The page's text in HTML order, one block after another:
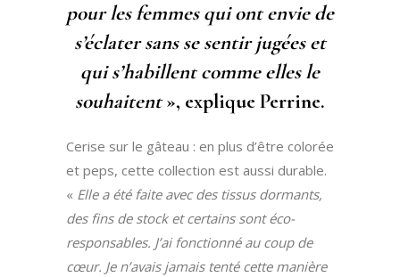
pour les femmes qui ont envie de
s’éclater sans se sentir jugées et
qui s’habillent comme elles le
souhaitent», explique Perrine.
Cerise sur le gâteau : en plus d’être colorée
et peps, cette collection est aussi durable.
« Elle a été faite avec des tissus dormants,
des fins de stock et certains sont éco-
responsables. J’ai fonctionné au coup de
cœur. Je n’avais jamais tenté cette manière